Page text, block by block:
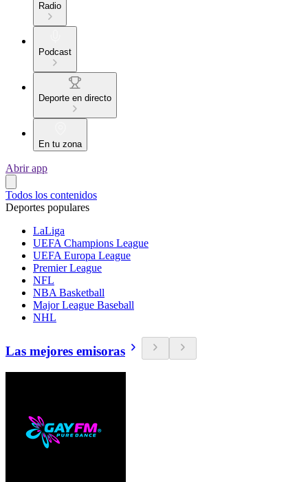
Radio
Podcast
Deporte en directo
En tu zona
Abrir app
Todos los contenidos
Deportes populares
LaLiga
UEFA Champions League
UEFA Europa League
Premier League
NFL
NBA Basketball
Major League Baseball
NHL
Las mejores emisoras